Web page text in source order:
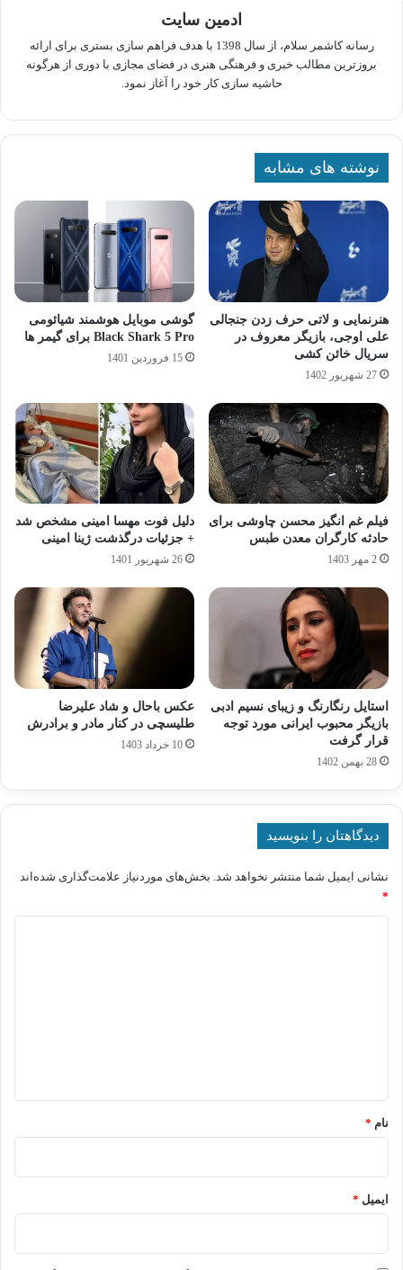
ادمین سایت
رسانه کاشمر سلام، از سال 1398 با هدف فراهم سازی بستری برای ارائه
بروزترین مطالب خبری و فرهنگی هنری در فضای مجازی با دوری از هرگونه
حاشیه سازی کار خود را آغاز نمود.
نوشته های مشابه
هنرنمایی و لاتی حرف زدن جنجالی
علی اوجی، بازیگر معروف در
سریال خائن کشی
27 شهریور 1402
گوشی موبایل هوشمند شیائومی
Black Shark 5 Pro برای گیمر ها
15 فروردین 1401
فیلم غم انگیز محسن چاوشی برای
حادثه کارگران معدن طبس
2 مهر 1403
دلیل فوت مهسا امینی مشخص شد
+ جزئیات درگذشت ژینا امینی
26 شهریور 1401
استایل رنگارنگ و زیبای نسیم ادبی
بازیگر محبوب ایرانی مورد توجه
قرار گرفت
28 بهمن 1402
عکس باحال و شاد علیرضا
طلیسچی در کنار مادر و برادرش
10 خرداد 1403
دیدگاهتان را بنویسید
نشانی ایمیل شما منتشر نخواهد شد. بخش‌های موردنیاز علامت‌گذاری شده‌اند
*
نام *
ایمیل *